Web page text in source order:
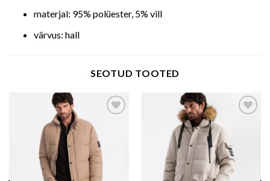
materjal: 95% polüester, 5% vill
värvus: hall
SEOTUD TOOTED
Add to wishlist Add to wishlist